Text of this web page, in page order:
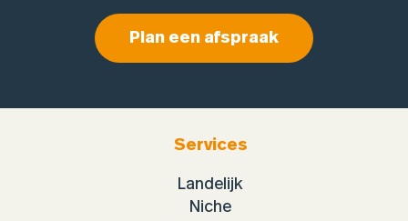
Plan een afspraak
Services
Landelijk
Niche